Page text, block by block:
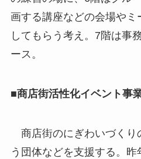
画する講座などの会場やミ
してもらう考え。7階は事
ース。
■商店街活性化イベント事
商店街のにぎわいづくり
う団体などを支援する。昨